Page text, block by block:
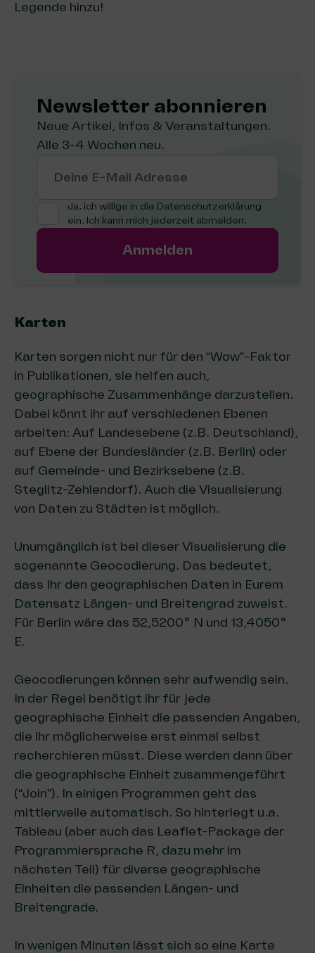
Legende hinzu!
Newsletter abon­nie­ren
Neue Artikel, Infos & Veranstaltungen.
Alle 3-4 Wochen neu.
Deine E-Mail Adresse
Ja, ich willige in die Datenschutzerklärung
ein. Ich kann mich jederzeit abmelden.
Anmelden
Karten
Karten sorgen nicht nur für den “Wow”-Faktor
in Publikationen, sie helfen auch,
geographische Zusammenhänge darzustellen.
Dabei könnt ihr auf verschiedenen Ebenen
arbeiten: Auf Landesebene (z.B. Deutschland),
auf Ebene der Bundesländer (z.B. Berlin) oder
auf Gemeinde- und Bezirksebene (z.B.
Steglitz-Zehlendorf). Auch die Visualisierung
von Daten zu Städten ist möglich.
Unumgänglich ist bei dieser Visualisierung die
sogenannte Geocodierung. Das bedeutet,
dass Ihr den geographischen Daten in Eurem
Datensatz Längen- und Breitengrad zuweist.
Für Berlin wäre das 52,5200° N und 13,4050°
E.
Geocodierungen können sehr aufwendig sein.
In der Regel benötigt ihr für jede
geographische Einheit die passenden Angaben,
die ihr möglicherweise erst einmal selbst
recherchieren müsst. Diese werden dann über
die geographische Einheit zusammengeführt
(“Join”). In einigen Programmen geht das
mittlerweile automatisch. So hinterlegt u.a.
Tableau (aber auch das Leaflet-Package der
Programmiersprache R, dazu mehr im
nächsten Teil) für diverse geographische
Einheiten die passenden Längen- und
Breitengrade.
In wenigen Minuten lässt sich so eine Karte